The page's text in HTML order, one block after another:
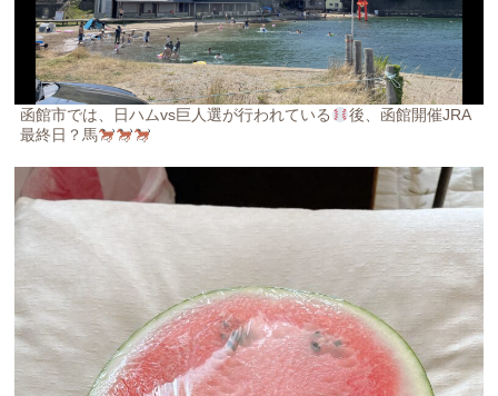
函館市では、日ハムvs巨人選が行われている
後、函館開催JRA
最終日？馬